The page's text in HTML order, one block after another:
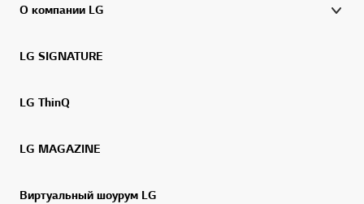
О компании LG
LG SIGNATURE
LG ThinQ
LG MAGAZINE
Виртуальный шоурум LG